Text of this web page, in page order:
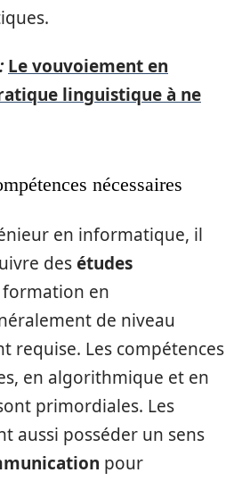
Le vouvoiement en
linguistique à ne
nécessaires
en informatique, il
desétudes
formation en
de niveau
requise. Les compétences
en algorithmique et en
primordiales. Les
aussi posséder un sens
pour